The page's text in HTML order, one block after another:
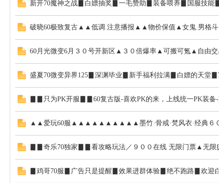
新开70魔神之战▊白嫖抽奖▊一毛赞助▊装备喂养▊国服技
破晓60极致复古▲▲低调.注意播报▲▲物价保值▲女鬼.男格
60月光微变6月３０号开新区▲３０倍爆率▲可搬可氪▲自由
盛夏70微变异界125▊深渊毕业▊新手福利拉满▊白嫖的天堂▊
▊▊只为PK开服▊▊60复古版-喜欢PK的来，上线统一PK装备
▲▲爱玩60服▲▲▲▲▲▲▲▲▲▲墨竹·骨戒·梵风衣·经典
▊▊奇乐70独家▊▊看攻略玩法／９００在线 无限门票▲无
▊鸡哥70服▊广告只是提醒▊效果进群体验▊绝不跑路▊欢迎